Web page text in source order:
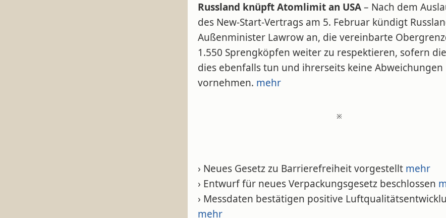
Russland knüpft Atomlimit an USA– Nach dem
des New-Start-Vertrags am 5. Februar kündigt
Außenminister Lawrow an, die vereinbarte
1.550 Sprengköpfen weiter zu respektieren, sofern
dies ebenfalls tun und ihrerseits keine Abweichungen
vornehmen. mehr
※
› Neues Gesetz zu Barrierefreiheit vorgestellt mehr
› Entwurf für neues Verpackungsgesetz beschlossen
› Messdaten bestätigen positive
mehr